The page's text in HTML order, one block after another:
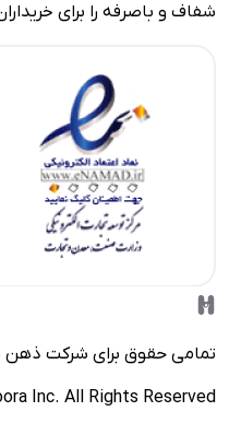
و باصرفه را برای خریداران
حقوق برای شرکتذهن
hoora Inc. All Rights